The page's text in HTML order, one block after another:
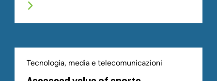
Tecnologia, media e telecomunicazioni